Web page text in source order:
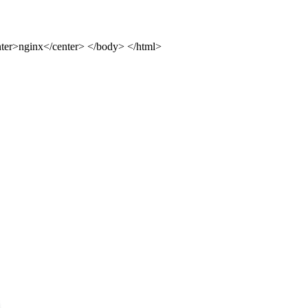
center> </body> </html>